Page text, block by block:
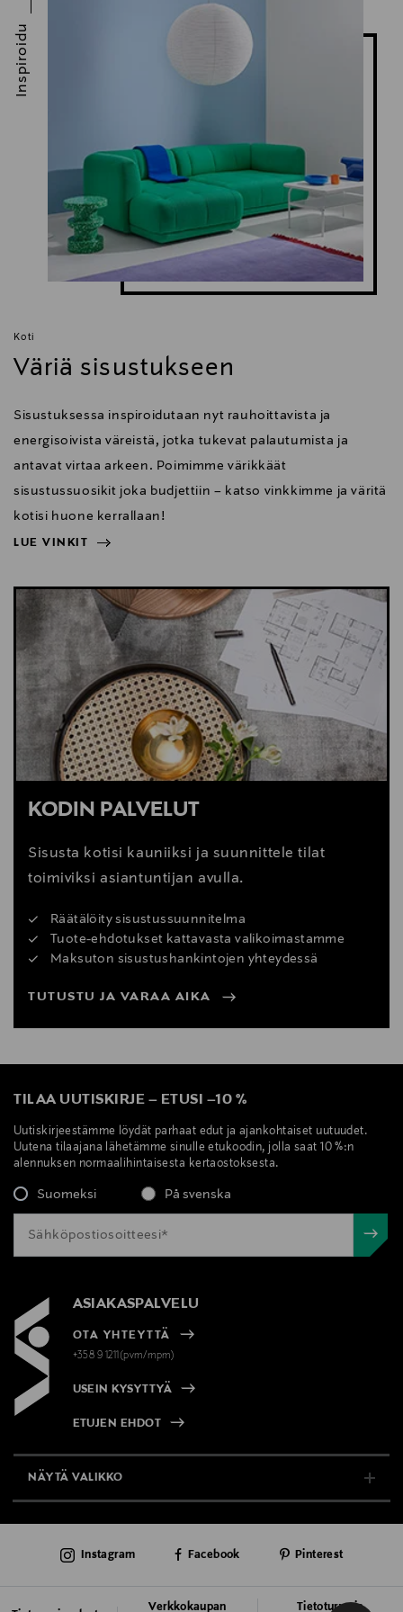
Koti
Väriä sisustukseen
Sisustuksessa inspiroidutaan nyt rauhoittavista ja
energisoivista väreistä, jotka tukevat palautumista ja
antavat virtaa arkeen. Poimimme värikkäät
sisustussuosikit joka budjettiin – katso vinkkimme ja väritä
kotisi huone kerrallaan!
LUE VINKIT
Inspiroidu
LUE VINKIT
KODIN PALVELUT
Sisusta kotisi kauniiksi ja suunnittele tilat
toimiviksi asiantuntijan avulla.
Räätälöity sisustussuunnitelma
Tuote-ehdotukset kattavasta valikoimastamme
Maksuton sisustushankintojen yhteydessä
TUTUSTU JA VARAA AIKA
TILAA UUTISKIRJE – ETUSI –10 %
Uutiskirjeestämme löydät parhaat edut ja ajankohtaiset uutuudet.
Uutena tilaajana lähetämme sinulle etukoodin, jolla saat 10 %:n
alennuksen normaalihintaisesta kertaostoksesta.
Suomeksi På svenska
ASIAKASPALVELU
OTA YHTEYTTÄ
+358 9 1211(pvm/mpm)
USEIN KYSYTTYÄ
ETUJEN EHDOT
NÄYTÄ VALIKKO
AJANKOHTAISTA
Verkkokaupan Tietoturva ja
Instagram Facebook Pinterest